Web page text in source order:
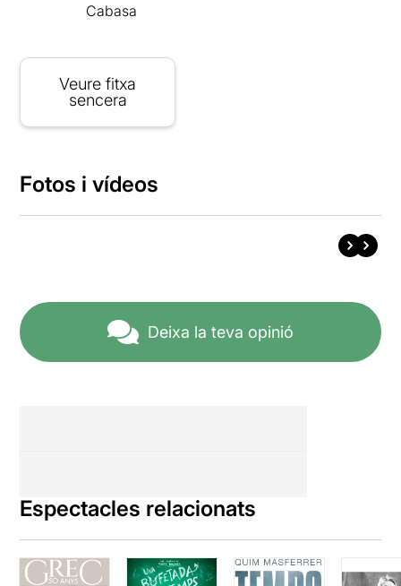
Cabasa
Veure fitxa
sencera
Fotos i vídeos
Deixa la teva opinió
Espectacles relacionats